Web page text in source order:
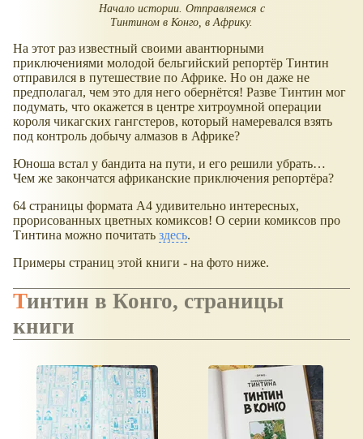
Начало истории. Отправляемся с
Тинтином в Конго, в Африку.
На этот раз известный своими авантюрными
приключениями молодой бельгийский репортёр Тинтин
отправился в путешествие по Африке. Но он даже не
предполагал, чем это для него обернётся! Разве Тинтин мог
подумать, что окажется в центре хитроумной операции
короля чикагских гангстеров, который намеревался взять
под контроль добычу алмазов в Африке?
Юноша встал у бандита на пути, и его решили убрать…
Чем же закончатся африканские приключения репортёра?
64 страницы формата А4 удивительно интересных,
прорисованных цветных комиксов! О серии комиксов про
Тинтина можно почитать здесь.
Примеры страниц этой книги - на фото ниже.
Тинтин в Конго, страницы
книги